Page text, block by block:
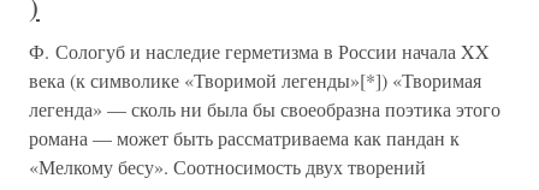
Ф. Сологуб и наследие герметизма в России начала XX
века (к символике «Творимой легенды»[*]) «Творимая
легенда» — сколь ни была бы своеобразна поэтика этого
романа — может быть рассматриваема как пандан к
«Мелкому бесу». Соотносимость двух творений